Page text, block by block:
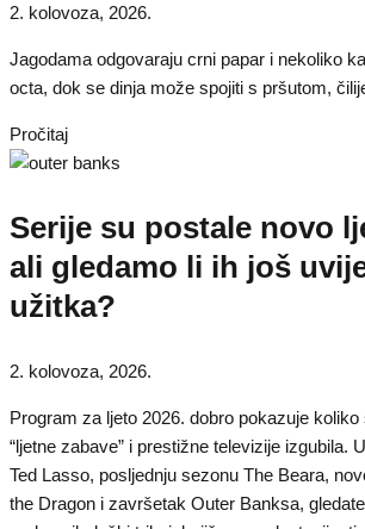
2. kolovoza, 2026.
Jagodama odgovaraju crni papar i nekoliko
octa, dok se dinja može spojiti s pršutom,
Pročitaj
Serije su postale novo
ali gledamo li ih još
užitka?
2. kolovoza, 2026.
Program za ljeto 2026. dobro pokazuje
“ljetne zabave” i prestižne televizije izgubila.
Ted Lasso, posljednju sezonu The Beara,
the Dragon i završetak Outer Banksa,